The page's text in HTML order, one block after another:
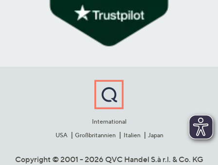
International
USA
Großbritannien Italien Japan
Copyright © 2001 - 2026 QVC Handel S.à r.l. & Co. KG